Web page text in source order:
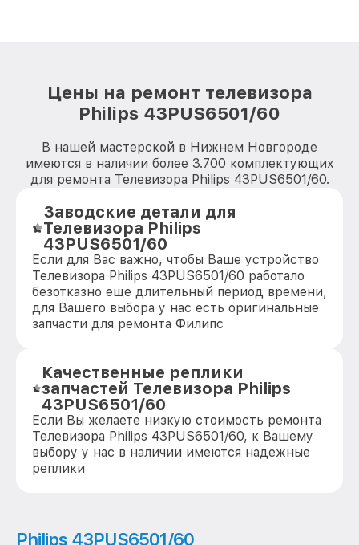
Цены на ремонт телевизора
Philips 43PUS6501/60
В нашей мастерской в Нижнем Новгороде
имеются в наличии более 3.700 комплектующих
для ремонта Телевизора Philips 43PUS6501/60.
Заводские детали для
Телевизора Philips
43PUS6501/60
Если для Вас важно, чтобы Ваше устройство
Телевизора Philips 43PUS6501/60 работало
безотказно еще длительный период времени,
для Вашего выбора у нас есть оригинальные
запчасти для ремонта Филипс
Качественные реплики
запчастей Телевизора Philips
43PUS6501/60
Если Вы желаете низкую стоимость ремонта
Телевизора Philips 43PUS6501/60, к Вашему
выбору у нас в наличии имеются надежные
реплики
Philips 43PUS6501/60